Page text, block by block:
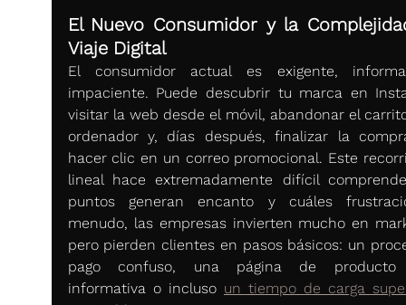
El Nuevo Consumidor y la
Viaje Digital
El consumidor actual es exigente,
impaciente. Puede descubrir tu marca en
visitar la web desde el móvil, abandonar el
ordenador y, días después, finalizar la
hacer clic en un correo promocional. Este
lineal hace extremadamente difícil
puntos generan encanto y cuáles
menudo, las empresas invierten mucho en
pero pierden clientes en pasos básicos: un
pago confuso, una página de producto
informativa o incluso un tiempo de carga